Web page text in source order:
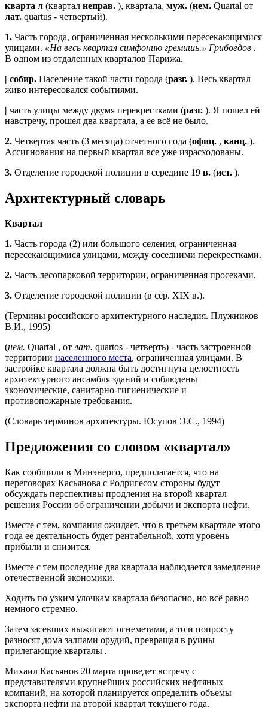
кварта л (квартал неправ. ), квартала, муж. (нем. Quartal от
лат. quartus - четвертый).
1. Часть города, ограниченная несколькими пересекающимися
улицами. «На весь квартал симфонию гремишь.» Грибоедов .
В одном из отдаленных кварталов Парижа.
| собир. Население такой части города (разг. ). Весь квартал
живо интересовался событиями.
| часть улицы между двумя перекрестками (разг. ). Я пошел ей
навстречу, прошел два квартала, а ее всё не было.
2. Четвертая часть (3 месяца) отчетного года (офиц. , канц. ).
Ассигнования на первый квартал все уже израсходованы.
3. Отделение городской полиции в середине 19 в. (ист. ).
Архитектурный словарь
Квартал
1. Часть города (2) или большого селения, ограниченная
пересекающимися улицами, между соседними перекрестками.
2. Часть лесопарковой территории, ограниченная просеками.
3. Отделение городской полиции (в сер. XIX в.).
(Термины российского архитектурного наследия. Плужников
В.И., 1995)
(нем. Quartal , от лат. quartos - четверть) - часть застроенной
территории населенного места, ограниченная улицами. В
застройке квартала должна быть достигнута целостность
архитектурного ансамбля зданий и соблюдены
экономические, санитарно-гигиенические и
противопожарные требования.
(Словарь терминов архитектуры. Юсупов Э.С., 1994)
Предложения со словом «квартал»
Как сообщили в Минэнерго, предполагается, что на
переговорах Касьянова с Родригесом стороны будут
обсуждать перспективы продления на второй квартал
решения России об ограничении добычи и экспорта нефти.
Вместе с тем, компания ожидает, что в третьем квартале этого
года ее деятельность будет рентабельной, хотя уровень
прибыли и снизится.
Вместе с тем последние два квартала наблюдается замедление
отечественной экономики.
Ходить по узким улочкам квартала безопасно, но всё равно
немного стремно.
Затем засевших выжигают огнеметами, а то и попросту
разносят дома залпами орудий, превращая в руины
прилегающие кварталы .
Михаил Касьянов 20 марта проведет встречу с
представителями крупнейших российских нефтяных
компаний, на которой планируется определить объемы
экспорта нефти на второй квартал текущего года.